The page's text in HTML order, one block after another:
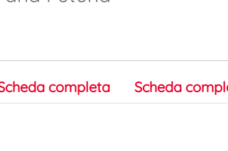
completa Scheda